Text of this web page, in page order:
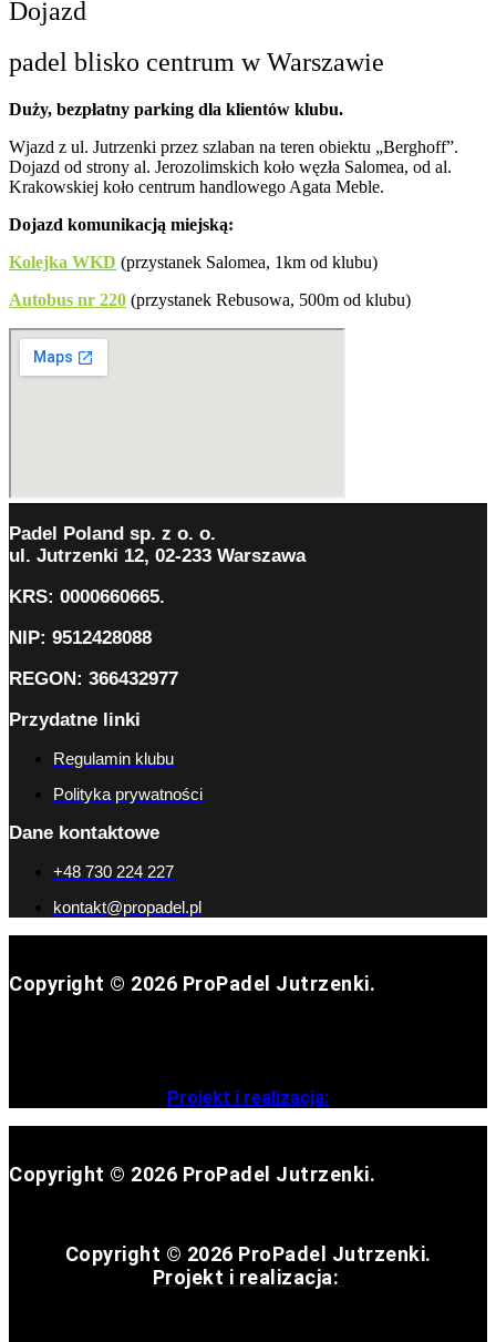
Dojazd
padel blisko centrum w Warszawie
Duży, bezpłatny parking dla klientów klubu.
Wjazd z ul. Jutrzenki przez szlaban na teren obiektu „Berghoff”.
Dojazd od strony al. Jerozolimskich koło węzła Salomea, od al.
Krakowskiej koło centrum handlowego Agata Meble.
Dojazd komunikacją miejską:
Kolejka WKD (przystanek Salomea, 1km od klubu)
Autobus nr 220 (przystanek Rebusowa, 500m od klubu)
Padel Poland sp. z o. o.
ul. Jutrzenki 12, 02-233 Warszawa
KRS: 0000660665.
NIP: 9512428088
REGON: 366432977
Przydatne linki
Regulamin klubu
Polityka prywatności
Dane kontaktowe
+48 730 224 227
kontakt@propadel.pl
Copyright © 2026 ProPadel Jutrzenki.
Projekt i realizacja:
Copyright © 2026 ProPadel Jutrzenki.
Copyright © 2026 ProPadel Jutrzenki.
Projekt i realizacja: